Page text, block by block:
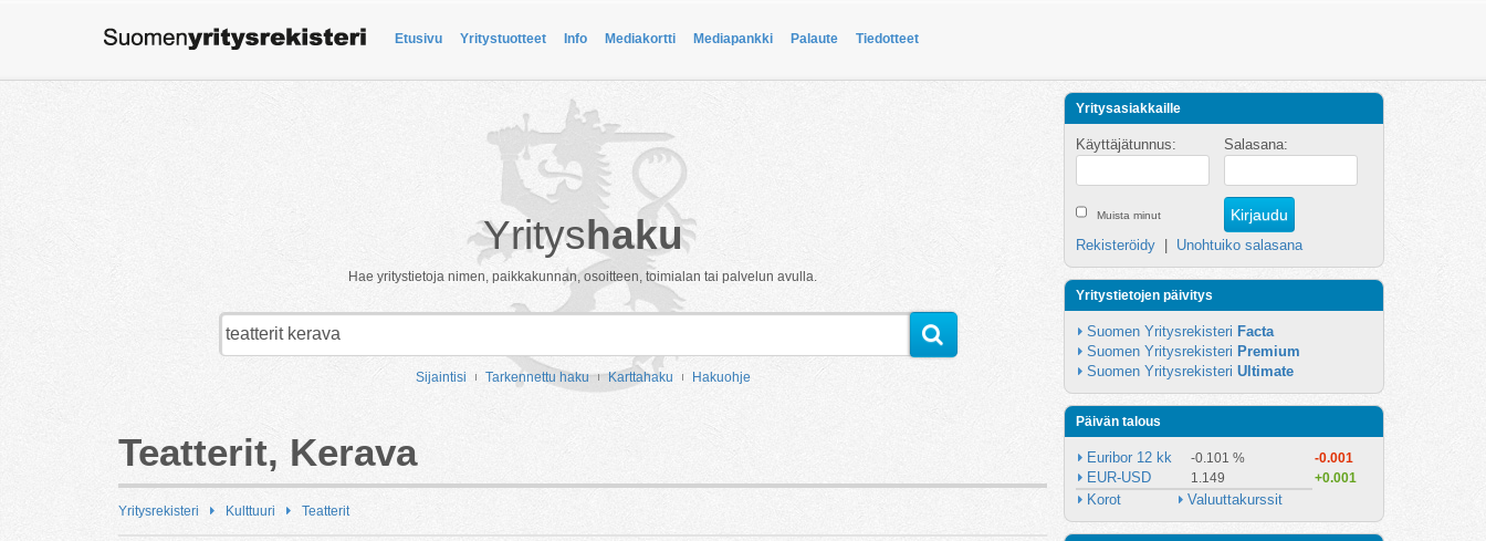
Etusivu Yritystuotteet Info Mediakortti Mediapankki Palaute Tiedotteet
Yrityshaku
Hae yritystietoja nimen, paikkakunnan, osoitteen, toimialan tai palvelun avulla.
Sijaintisi Tarkennettu haku Karttahaku Hakuohje
Teatterit, Kerava
Yritysrekisteri Kulttuuri Teatterit
Yritysasiakkaille
Käyttäjätunnus: Salasana:
Muista minut
Rekisteröidy Unohtuiko salasana
Yritystietojen päivitys
Suomen Yritysrekisteri Facta
Suomen Yritysrekisteri Premium
Suomen Yritysrekisteri Ultimate
Päivän talous
Euribor 12 kk -0.101 % -0.001
EUR-USD 1.149 +0.001
Korot Valuuttakurssit